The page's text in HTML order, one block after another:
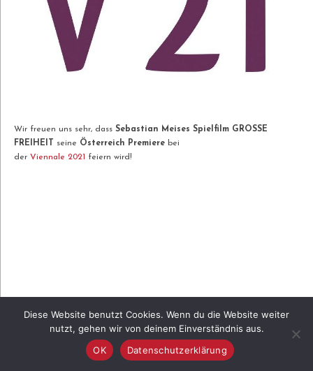
Wir freuen uns sehr, dass Sebastian Meises Spielfilm GROSSE
FREIHEIT
seine Österreich Premiere bei
der Viennale 2021 feiern wird!
Diese Website benutzt Cookies. Wenn du die Website weiter
nutzt, gehen wir von deinem Einverständnis aus.
OK
Datenschutzerklärung